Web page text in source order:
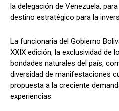
la delegación de Venezuela,
destino estratégico para la
La funcionaria del Gobierno
XXIX edición, la exclusividad de
bondades naturales del país,
diversidad de manifestaciones
propuesta a la creciente
experiencias.